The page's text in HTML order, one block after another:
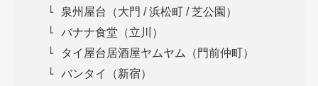
泉州屋台（大門 / 浜松町 / 芝公園）
バナナ食堂（立川）
タイ屋台居酒屋ヤムヤム（門前仲町）
バンタイ（新宿）